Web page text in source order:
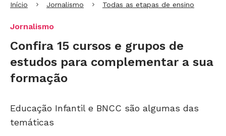
Início Jornalismo Todas as etapas de ensino
Jornalismo
Confira 15 cursos e grupos de
estudos para complementar a sua
formação
Educação Infantil e BNCC são algumas das
temáticas